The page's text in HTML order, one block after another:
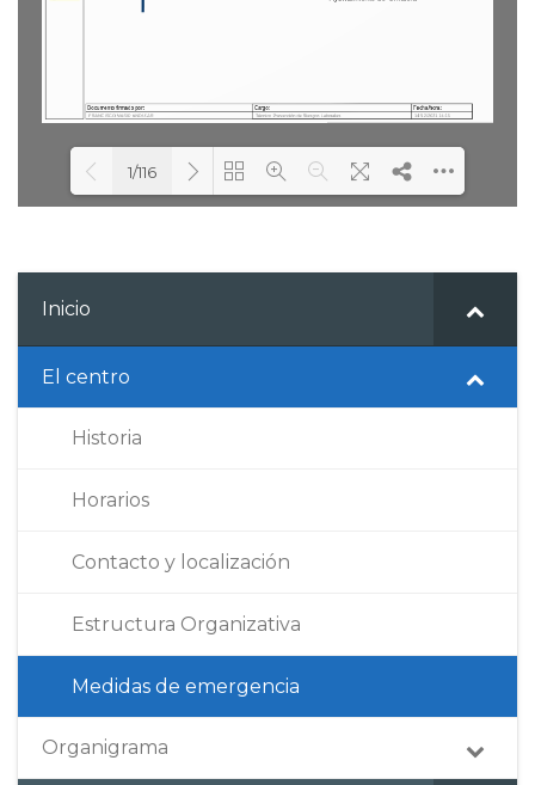
1/116
Inicio
El centro
Historia
Horarios
Contacto y localización
Estructura Organizativa
Medidas de emergencia
Organigrama